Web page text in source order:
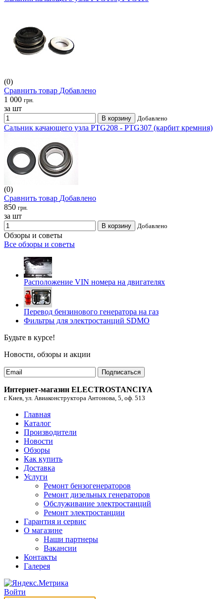
(0)
Сравнить товар Добавлено
1 000 грн.
за шт
В корзину Добавлено
Сальник качающего узла PTG208 - PTG307 (карбит кремния)
(0)
Сравнить товар Добавлено
850 грн.
за шт
В корзину Добавлено
Обзоры и советы
Все обзоры и советы
Расположение VIN номера на двигателях
Перевод бензинового генератора на газ
Фильтры для электростанций SDMO
Будьте в курсе!
Новости, обзоры и акции
Подписаться
Интернет-магазин ELECTROSTANCIYA
г. Киев, ул. Авиаконструктора Антонова, 5, оф. 513
Главная
Каталог
Производители
Новости
Обзоры
Как купить
Доставка
Услуги
Ремонт бензогенераторов
Ремонт дизельных генераторов
Обслуживание электростанций
Ремонт электростанции
Гарантия и сервис
О магазине
Наши партнеры
Вакансии
Контакты
Галерея
Войти